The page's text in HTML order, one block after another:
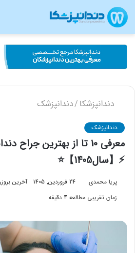
دندانپزشکا /دندانپزشک
دندانپزشک
معرفی 10 تا از بهترین
⚡️【سال1405】⭐
پریا محمدی 24 فروردین, 1405 آخرین بروزرسانی:
زمان تقریبی مطالعه 4 دقیقه